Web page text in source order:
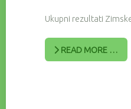
Ukupni rezultati
READ MORE …